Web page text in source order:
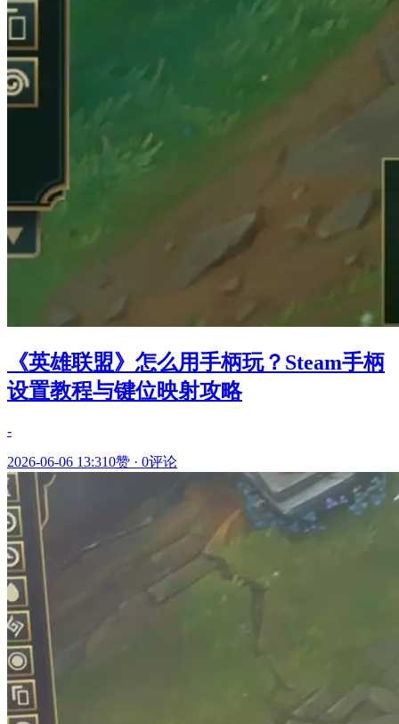
《英雄联盟》怎么用手柄玩？Steam手柄
设置教程与键位映射攻略
-
2026-06-06 13:310赞 · 0评论